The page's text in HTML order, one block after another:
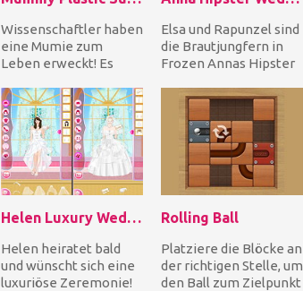
Wissenschaftler haben
eine Mumie zum
Leben erweckt! Es
wie einen normalen
Me...
Elsa und Rapunzel sind
die Brautjungfern in
Frozen Annas Hipster
Sie die Hochze...
Helen Luxury Wedding Dress Up
Helen heiratet bald
und wünscht sich eine
luxuriöse Zeremonie!
Rolling Ball
Platziere die Blöcke an
der richtigen Stelle, um
den Ball zum Zielpunkt